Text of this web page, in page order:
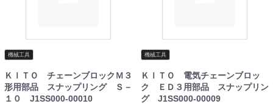
機械工具
ＫＩＴＯ チェーンブロックＭ３
形用部品 スナップリング Ｓ－
１０ J1SS000-00010
機械工具
ＫＩＴＯ 電気チェーンブロッ
ク ＥＤ３用部品 スナップリン
グ J1SS000-00009